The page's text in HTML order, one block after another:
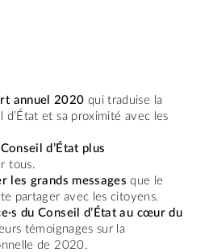
annuel 2020 qui traduise la
d’État et sa proximité avec les
d’État plus
tous.
les grands messagesque le
partager avec les citoyens.
du Conseil d’État au cœur du
témoignages sur la
de 2020.